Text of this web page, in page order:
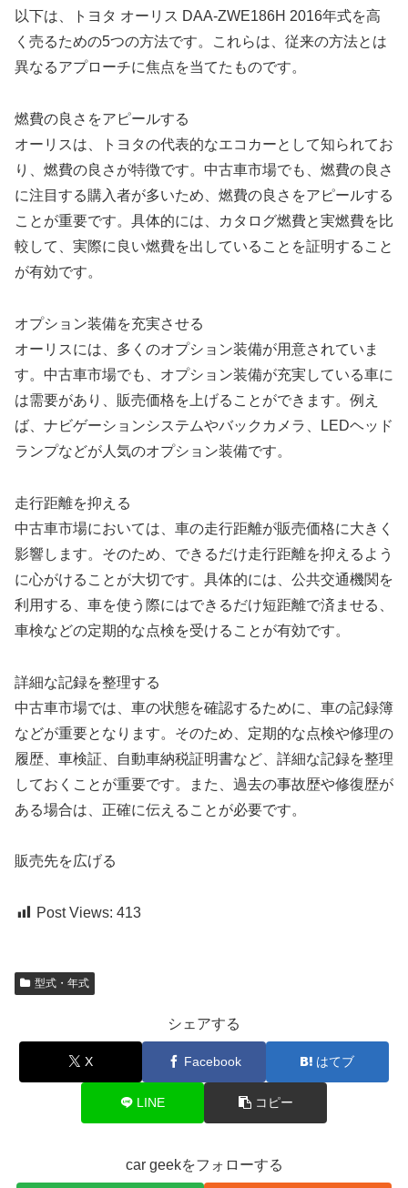
以下は、トヨタ オーリス DAA-ZWE186H 2016年式を高
く売るための5つの方法です。これらは、従来の方法とは
異なるアプローチに焦点を当てたものです。
燃費の良さをアピールする
オーリスは、トヨタの代表的なエコカーとして知られてお
り、燃費の良さが特徴です。中古車市場でも、燃費の良さ
に注目する購入者が多いため、燃費の良さをアピールする
ことが重要です。具体的には、カタログ燃費と実燃費を比
較して、実際に良い燃費を出していることを証明すること
が有効です。
オプション装備を充実させる
オーリスには、多くのオプション装備が用意されていま
す。中古車市場でも、オプション装備が充実している車に
は需要があり、販売価格を上げることができます。例え
ば、ナビゲーションシステムやバックカメラ、LEDヘッド
ランプなどが人気のオプション装備です。
走行距離を抑える
中古車市場においては、車の走行距離が販売価格に大きく
影響します。そのため、できるだけ走行距離を抑えるよう
に心がけることが大切です。具体的には、公共交通機関を
利用する、車を使う際にはできるだけ短距離で済ませる、
車検などの定期的な点検を受けることが有効です。
詳細な記録を整理する
中古車市場では、車の状態を確認するために、車の記録簿
などが重要となります。そのため、定期的な点検や修理の
履歴、車検証、自動車納税証明書など、詳細な記録を整理
しておくことが重要です。また、過去の事故歴や修復歴が
ある場合は、正確に伝えることが必要です。
販売先を広げる
Post Views: 413
型式・年式
シェアする
X Facebook はてブ
LINE コピー
car geekをフォローする